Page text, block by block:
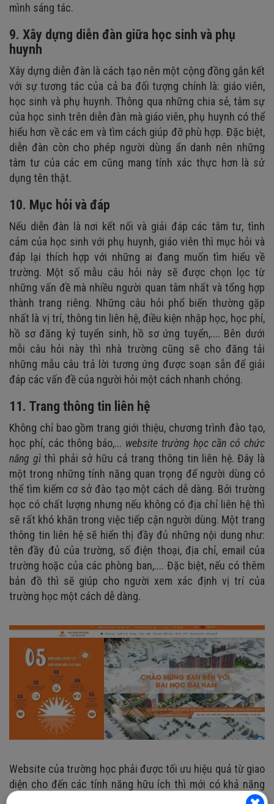
mình sáng tác.
9. Xây dựng diễn đàn giữa học sinh và phụ
huynh
Xây dựng diễn đàn là cách tạo nên một cộng đồng gắn kết
với sự tương tác của cả ba đối tượng chính là: giáo viên,
học sinh và phụ huynh. Thông qua những chia sẻ, tâm sự
của học sinh trên diễn đàn mà giáo viên, phụ huynh có thể
hiểu hơn về các em và tìm cách giúp đỡ phù hợp. Đặc biệt,
diễn đàn còn cho phép người dùng ẩn danh nên những
tâm tư của các em cũng mang tính xác thực hơn là sử
dụng tên thật.
10. Mục hỏi và đáp
Nếu diễn đàn là nơi kết nối và giải đáp các tâm tư, tình
cảm của học sinh với phụ huynh, giáo viên thì mục hỏi và
đáp lại thích hợp với những ai đang muốn tìm hiểu về
trường. Một số mẫu câu hỏi này sẽ được chọn lọc từ
những vấn đề mà nhiều người quan tâm nhất và tổng hợp
thành trang riêng. Những câu hỏi phổ biến thường gặp
nhất là vị trí, thông tin liên hệ, điều kiện nhập học, học phí,
hồ sơ đăng ký tuyển sinh, hồ sơ ứng tuyển,.... Bên dưới
mỗi câu hỏi này thì nhà trường cũng sẽ cho đăng tải
những mẫu câu trả lời tương ứng được soạn sẵn để giải
đáp các vấn đề của người hỏi một cách nhanh chóng.
11. Trang thông tin liên hệ
Không chỉ bao gồm trang giới thiệu, chương trình đào tạo,
học phí, các thông báo,... website trường học cầncó chức
năng gìthì phải sở hữu cả trang thông tin liên hệ. Đây là
một trong những tính năng quan trọng để người dùng có
thể tìm kiếm cơ sở đào tạo một cách dễ dàng. Bởi trường
học có chất lượng nhưng nếu không có địa chỉ liên hệ thì
sẽ rất khó khăn trong việc tiếp cận người dùng. Một trang
thông tin liên hệ sẽ hiển thị đầy đủ những nội dung như:
tên đầy đủ của trường, số điện thoại, địa chỉ, email của
trường hoặc của các phòng ban,.... Đặc biệt, nếu có thêm
bản đồ thì sẽ giúp cho người xem xác định vị trí của
trường học một cách dễ dàng.
Website của trường học phải được tối ưu hiệu quả từ giao
diện cho đến các tính năng hữu ích thì mới có khả năng
thu hút học sinh, phụ huynh dễ dàng. Đặc biệt là trong